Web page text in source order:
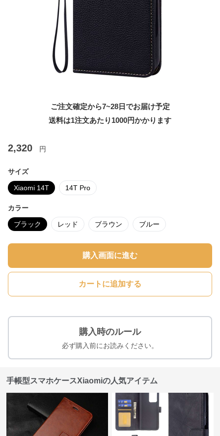
ご注文確定から7~28日でお届け予定
送料は1注文あたり 1000円かかります
2,320 円
サイズ
Xiaomi 14T 14T Pro
カラー
ブラック レッド ブラウン ブルー
購入画面に進む
カートに追加する
購入時のルール
必ず購入前にお読みください。
手帳型スマホケースXiaomiの人気アイテム